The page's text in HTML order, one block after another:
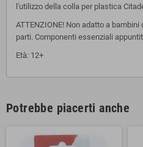
l'utilizzo della colla per plastica
ATTENZIONE! Non adatto a
parti. Componenti essenziali
Età: 12+
Potrebbe piacerti anche